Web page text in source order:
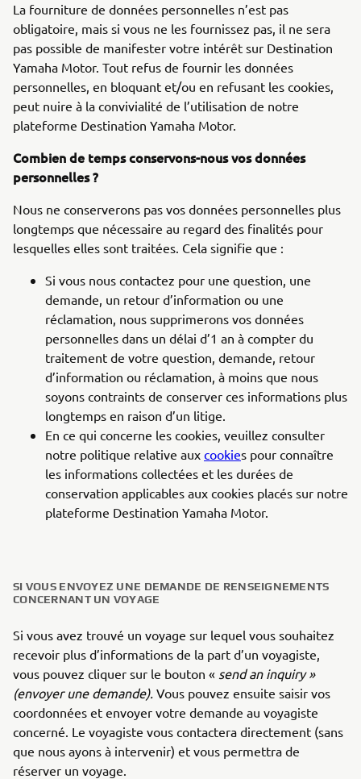
La fourniture de données personnelles n’est pas
obligatoire, mais si vous ne les fournissez pas, il ne sera
pas possible de manifester votre intérêt sur Destination
Yamaha Motor. Tout refus de fournir les données
personnelles, en bloquant et/ou en refusant les cookies,
peut nuire à la convivialité de l’utilisation de notre
plateforme Destination Yamaha Motor.
Combien de temps conservons-nous vos données
personnelles ?
Nous ne conserverons pas vos données personnelles plus
longtemps que nécessaire au regard des finalités pour
lesquelles elles sont traitées. Cela signifie que :
Si vous nous contactez pour une question, une
demande, un retour d’information ou une
réclamation, nous supprimerons vos données
personnelles dans un délai d’1 an à compter du
traitement de votre question, demande, retour
d’information ou réclamation, à moins que nous
soyons contraints de conserver ces informations plus
longtemps en raison d’un litige.
En ce qui concerne les cookies, veuillez consulter
notre politique relative aux cookies pour connaître
les informations collectées et les durées de
conservation applicables aux cookies placés sur notre
plateforme Destination Yamaha Motor.
SI VOUS ENVOYEZ UNE DEMANDE DE RENSEIGNEMENTS
CONCERNANT UN VOYAGE
Si vous avez trouvé un voyage sur lequel vous souhaitez
recevoir plus d’informations de la part d’un voyagiste,
vous pouvez cliquer sur le bouton « send an inquiry »
(envoyer une demande). Vous pouvez ensuite saisir vos
coordonnées et envoyer votre demande au voyagiste
concerné. Le voyagiste vous contactera directement (sans
que nous ayons à intervenir) et vous permettra de
réserver un voyage.